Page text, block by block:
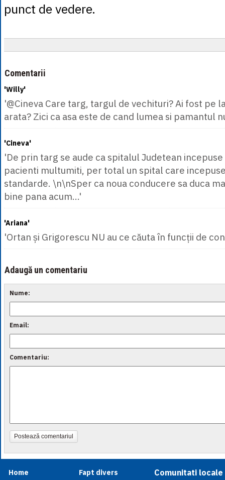
punct de vedere.
Comentarii
'Willy'
'@Cineva Care targ, targul de vechituri? Ai fost pe
arata? Zici ca asa este de cand lumea si pamantul
'Cineva'
'De prin targ se aude ca spitalul Judetean incepuse
pacienti multumiti, per total un spital care
standarde. \n\nSper ca noua conducere sa duca
bine pana acum...'
'Ariana'
'Ortan și Grigorescu NU au ce căuta în funcții de
Adaugă un comentariu
Nume:
Email:
Comentariu:
Postează comentariul
Home
Fapt divers
Comunitati locale